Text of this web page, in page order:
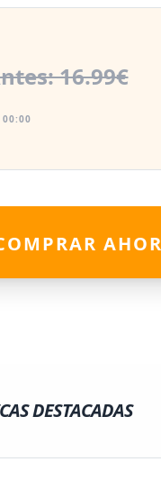
16.99€
00:00
DESTACADAS